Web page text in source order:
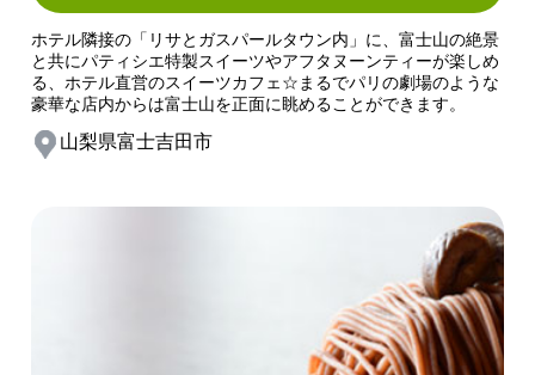
ホテル隣接の「リサとガスパールタウン内」に、富士山の絶景
と共にパティシエ特製スイーツやアフタヌーンティーが楽しめ
る、ホテル直営のスイーツカフェ☆まるでパリの劇場のような
豪華な店内からは富士山を正面に眺めることができます。
山梨県富士吉田市